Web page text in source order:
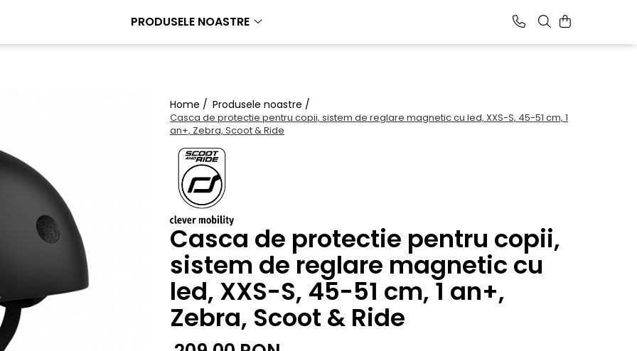
PRODUSELE NOASTRE
Home / Produsele noastre /
Casca de protectie pentru copii, sistem de reglare magnetic cu led, XXS-S, 45-51 cm, 1
an+, Zebra, Scoot & Ride
Casca de protectie pentru copii,
sistem de reglare magnetic cu
led, XXS-S, 45-51 cm, 1 an+,
Zebra, Scoot & Ride